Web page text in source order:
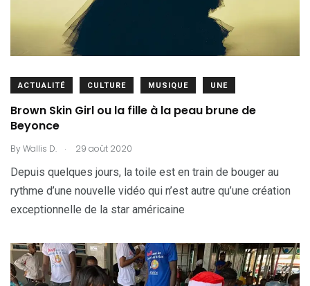
ACTUALITÉ CULTURE MUSIQUE UNE
Brown Skin Girl ou la fille à la peau brune de
Beyonce
ByWallis D. . 29 août 2020
Depuis quelques jours, la toile est en train de bouger au
rythme d’une nouvelle vidéo qui n’est autre qu’une création
exceptionnelle de la star américaine